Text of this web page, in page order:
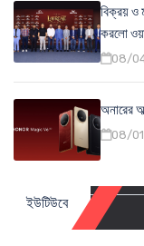
বিক্রয় ও
করলো
08/
অনারের
08/
ইউটিউবে